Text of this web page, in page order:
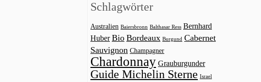
Schlagwörter
Australien Baiersbronn Balthasar Ress Bernhard
Huber Bio Bordeaux Burgund Cabernet
Sauvignon Champagner
Chardonnay Grauburgunder
Guide Michelin Sterne Israel